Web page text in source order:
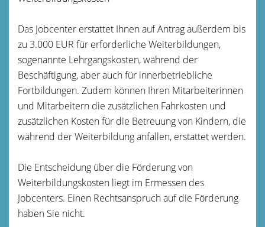
Das Jobcenter erstattet Ihnen auf Antrag außerdem bis
zu 3.000 EUR für erforderliche Weiterbildungen,
sogenannte Lehrgangskosten, während der
Beschäftigung, aber auch für innerbetriebliche
Fortbildungen. Zudem können Ihren Mitarbeiterinnen
und Mitarbeitern die zusätzlichen Fahrkosten und
zusätzlichen Kosten für die Betreuung von Kindern, die
während der Weiterbildung anfallen, erstattet werden.
Die Entscheidung über die Förderung von
Weiterbildungskosten liegt im Ermessen des
Jobcenters. Einen Rechtsanspruch auf die Förderung
haben Sie nicht.